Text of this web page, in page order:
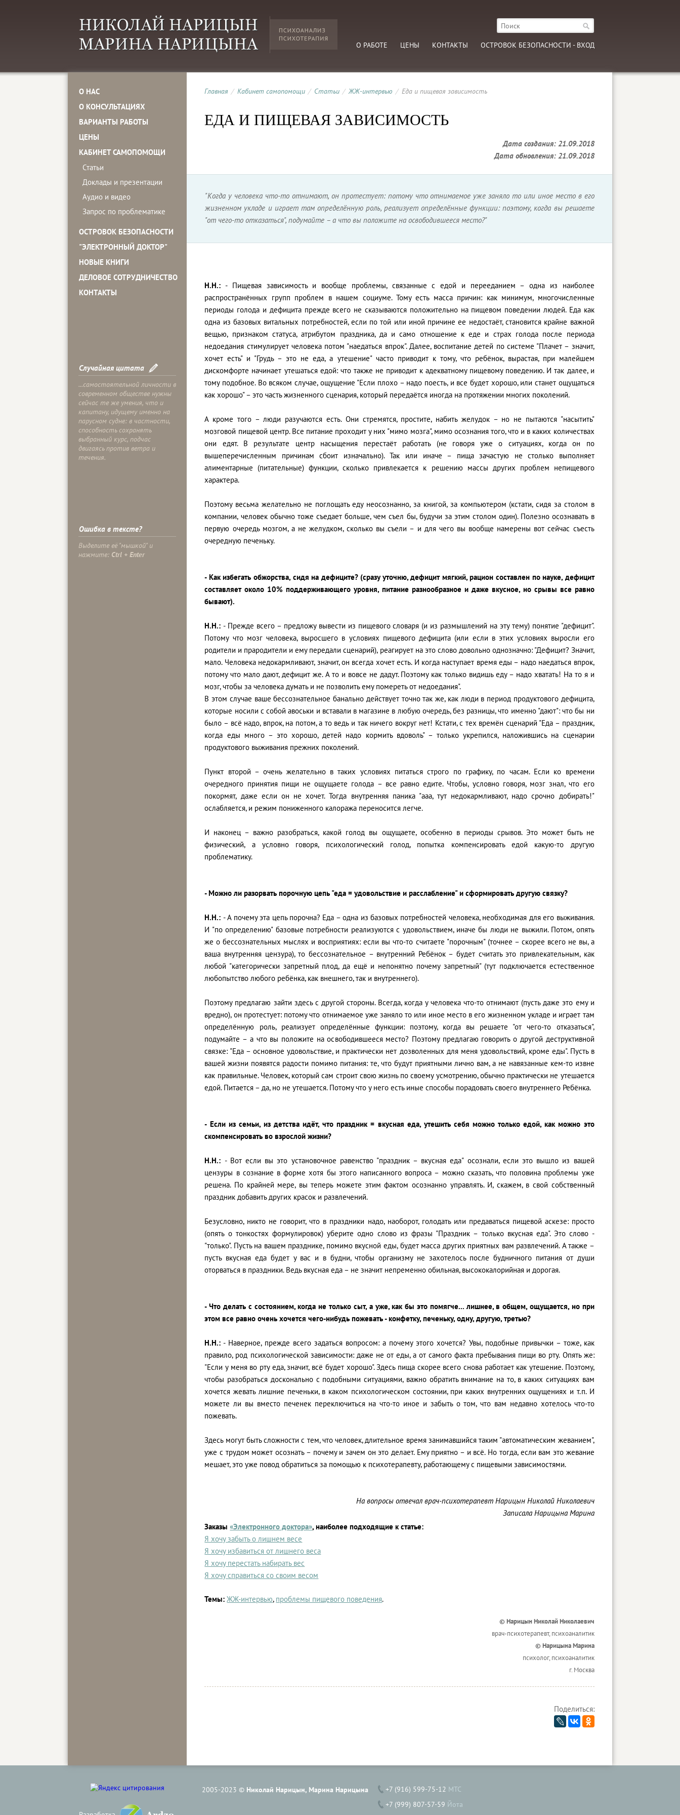
О РАБОТЕ ЦЕНЫ КОНТАКТЫ ОСТРОВОК БЕЗОПАСНОСТИ - ВХОД
О НАС
О КОНСУЛЬТАЦИЯХ
ВАРИАНТЫ РАБОТЫ
ЦЕНЫ
КАБИНЕТ САМОПОМОЩИ
Статьи
Доклады и презентации
Аудио и видео
Запрос по проблематике
ОСТРОВОК БЕЗОПАСНОСТИ
"ЭЛЕКТРОННЫЙ ДОКТОР"
НОВЫЕ КНИГИ
ДЕЛОВОЕ СОТРУДНИЧЕСТВО
КОНТАКТЫ
Случайная цитата
...самостоятельной личности в
современном обществе нужны
сейчас те же умения, что и
капитану, идущему именно на
парусном судне: в частности,
способность сохранять
выбранный курс, подчас
двигаясь против ветра и
течения.
Ошибка в тексте?
Выделите её "мышкой" и
нажмите: Ctrl + Enter
Главная / Кабинет самопомощи / Статьи / ЖЖ-интервью / Еда и пищевая зависимость
ЕДА И ПИЩЕВАЯ ЗАВИСИМОСТЬ
Дата создания: 21.09.2018
Дата обновления: 21.09.2018
"Когда у человека что-то отнимают, он протестует: потому что отнимаемое уже заняло то или иное место в его
жизненном укладе и играет там определённую роль, реализует определённые функции: поэтому, когда вы решаете
"от чего-то отказаться", подумайте – а что вы положите на освободившееся место?"
Н.Н.: - Пищевая зависимость и вообще проблемы, связанные с едой и перееданием – одна из наиболее
распространённых групп проблем в нашем социуме. Тому есть масса причин: как минимум, многочисленные
периоды голода и дефицита прежде всего не сказываются положительно на пищевом поведении людей. Еда как
одна из базовых витальных потребностей, если по той или иной причине ее недостаёт, становится крайне важной
вещью, признаком статуса, атрибутом праздника, да и само отношение к еде и страх голода после периода
недоедания стимулирует человека потом "наедаться впрок". Далее, воспитание детей по системе "Плачет – значит,
хочет есть" и "Грудь – это не еда, а утешение" часто приводит к тому, что ребёнок, вырастая, при малейшем
дискомфорте начинает утешаться едой: что также не приводит к адекватному пищевому поведению. И так далее, и
тому подобное. Во всяком случае, ощущение "Если плохо – надо поесть, и все будет хорошо, или станет ощущаться
как хорошо" – это часть жизненного сценария, который передаётся иногда на протяжении многих поколений.
А кроме того – люди разучаются есть. Они стремятся, простите, набить желудок – но не пытаются "насытить"
мозговой пищевой центр. Все питание проходит у них "мимо мозга", мимо осознания того, что и в каких количествах
они едят. В результате центр насыщения перестаёт работать (не говоря уже о ситуациях, когда он по
вышеперечисленным причинам сбоит изначально). Так или иначе – пища зачастую не столько выполняет
алиментарные (питательные) функции, сколько привлекается к решению массы других проблем непищевого
характера.
Поэтому весьма желательно не поглощать еду неосознанно, за книгой, за компьютером (кстати, сидя за столом в
компании, человек обычно тоже съедает больше, чем съел бы, будучи за этим столом один). Полезно осознавать в
первую очередь мозгом, а не желудком, сколько вы съели – и для чего вы вообще намерены вот сейчас съесть
очередную печеньку.
- Как избегать обжорства, сидя на дефиците? (сразу уточню, дефицит мягкий, рацион составлен по науке, дефицит
составляет около 10% поддерживающего уровня, питание разнообразное и даже вкусное, но срывы все равно
бывают).
Н.Н.:- Прежде всего – предложу вывести из пищевого словаря (и из размышлений на эту тему) понятие "дефицит".
Потому что мозг человека, выросшего в условиях пищевого дефицита (или если в этих условиях выросли его
родители и прародители и ему передали сценарий), реагирует на это слово довольно однозначно: "Дефицит? Значит,
мало. Человека недокармливают, значит, он всегда хочет есть. И когда наступает время еды – надо наедаться впрок,
потому что мало дают, дефицит же. А то и вовсе не дадут. Поэтому как только видишь еду – надо хватать! На то я и
мозг, чтобы за человека думать и не позволить ему помереть от недоедания".
В этом случае ваше бессознательное банально действует точно так же, как люди в период продуктового дефицита,
которые носили с собой авоськи и вставали в магазине в любую очередь, без разницы, что именно "дают": что бы ни
было – всё надо, впрок, на потом, а то ведь и так ничего вокруг нет! Кстати, с тех времён сценарий "Еда – праздник,
когда еды много – это хорошо, детей надо кормить вдоволь" – только укрепился, наложившись на сценарии
продуктового выживания прежних поколений.
Пункт второй – очень желательно в таких условиях питаться строго по графику, по часам. Если ко времени
очередного принятия пищи не ощущаете голода – все равно едите. Чтобы, условно говоря, мозг знал, что его
покормят, даже если он не хочет. Тогда внутренняя паника "ааа, тут недокармливают, надо срочно добирать!"
ослабляется, и режим пониженного калоража переносится легче.
И наконец – важно разобраться, какой голод вы ощущаете, особенно в периоды срывов. Это может быть не
физический, а условно говоря, психологический голод, попытка компенсировать едой какую-то другую
проблематику.
- Можно ли разорвать порочную цепь "еда = удовольствие и расслабление" и сформировать другую связку?
Н.Н.: - А почему эта цепь порочна? Еда – одна из базовых потребностей человека, необходимая для его выживания.
И "по определению" базовые потребности реализуются с удовольствием, иначе бы люди не выжили. Потом, опять
же о бессознательных мыслях и восприятиях: если вы что-то считаете "порочным" (точнее – скорее всего не вы, а
ваша внутренняя цензура), то бессознательное – внутренний Ребёнок – будет считать это привлекательным, как
любой "категорически запретный плод, да ещё и непонятно почему запретный" (тут подключается естественное
любопытство любого ребёнка, как внешнего, так и внутреннего).
Поэтому предлагаю зайти здесь с другой стороны. Всегда, когда у человека что-то отнимают (пусть даже это ему и
вредно), он протестует: потому что отнимаемое уже заняло то или иное место в его жизненном укладе и играет там
определённую роль, реализует определённые функции: поэтому, когда вы решаете "от чего-то отказаться",
подумайте – а что вы положите на освободившееся место? Поэтому предлагаю говорить о другой деструктивной
связке: "Еда – основное удовольствие, и практически нет дозволенных для меня удовольствий, кроме еды". Пусть в
вашей жизни появятся радости помимо питания: те, что будут приятными лично вам, а не навязанные кем-то извне
как правильные. Человек, который сам строит свою жизнь по своему усмотрению, обычно практически не утешается
едой. Питается – да, но не утешается. Потому что у него есть иные способы порадовать своего внутреннего Ребёнка.
- Если из семьи, из детства идёт, что праздник = вкусная еда, утешить себя можно только едой, как можно это
скомпенсировать во взрослой жизни?
Н.Н.: - Вот если вы это установочное равенство "праздник – вкусная еда" осознали, если это вышло из вашей
цензуры в сознание в форме хотя бы этого написанного вопроса – можно сказать, что половина проблемы уже
решена. По крайней мере, вы теперь можете этим фактом осознанно управлять. И, скажем, в свой собственный
праздник добавить других красок и развлечений.
Безусловно, никто не говорит, что в праздники надо, наоборот, голодать или предаваться пищевой аскезе: просто
(опять о тонкостях формулировок) уберите одно слово из фразы "Праздник – только вкусная еда". Это слово -
"только". Пусть на вашем празднике, помимо вкусной еды, будет масса других приятных вам развлечений. А также –
пусть вкусная еда будет у вас и в будни, чтобы организму не захотелось после будничного питания от души
оторваться в праздники. Ведь вкусная еда – не значит непременно обильная, высококалорийная и дорогая.
- Что делать с состоянием, когда не только сыт, а уже, как бы это помягче... лишнее, в общем, ощущается, но при
этом все равно очень хочется чего-нибудь пожевать - конфетку, печеньку, одну, другую, третью?
Н.Н.: - Наверное, прежде всего задаться вопросом: а почему этого хочется? Увы, подобные привычки – тоже, как
правило, род психологической зависимости: даже не от еды, а от самого факта пребывания пищи во рту. Опять же:
"Если у меня во рту еда, значит, всё будет хорошо". Здесь пища скорее всего снова работает как утешение. Поэтому,
чтобы разобраться досконально с подобными ситуациями, важно обратить внимание на то, в каких ситуациях вам
хочется жевать лишние печеньки, в каком психологическом состоянии, при каких внутренних ощущениях и т.п. И
можете ли вы вместо печенек переключиться на что-то иное и забыть о том, что вам недавно хотелось что-то
пожевать.
Здесь могут быть сложности с тем, что человек, длительное время занимавшийся таким "автоматическим жеванием",
уже с трудом может осознать – почему и зачем он это делает. Ему приятно – и всё. Но тогда, если вам это жевание
мешает, это уже повод обратиться за помощью к психотерапевту, работающему с пищевыми зависимостями.
На вопросы отвечал врач-психотерапевт Нарицын Николай Николаевич
Записала Нарицына Марина
Заказы«Электронного доктора», наиболее подходящие к статье:
Я хочу забыть о лишнем весе
Я хочу избавиться от лишнего веса
Я хочу перестать набирать вес
Я хочу справиться со своим весом
Темы: ЖЖ-интервью, проблемы пищевого поведения.
© Нарицын Николай Николаевич
врач-психотерапевт, психоаналитик
© Нарицына Марина
психолог, психоаналитик
г. Москва
Поделиться:
2005-2023 © Николай Нарицын, Марина Нарицына +7 (916) 599-75-12 МТС
+7 (999) 807-57-59 Йота